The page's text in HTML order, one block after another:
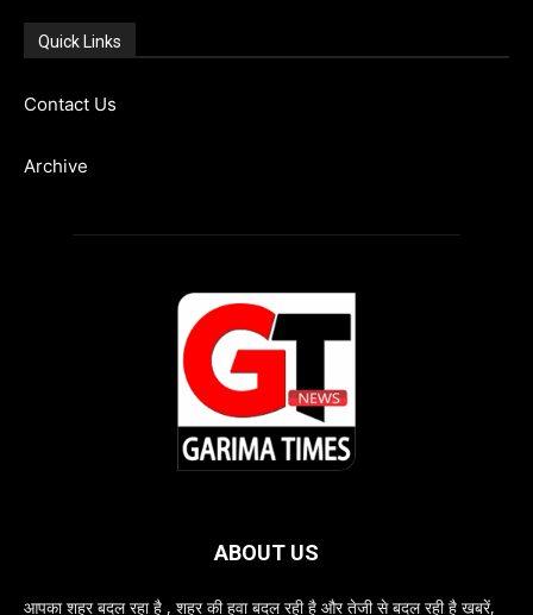
Quick Links
Contact Us
Archive
ABOUT US
आपका शहर बदल रहा है , शहर की हवा बदल रही है और तेजी से बदल रही है खबरें,